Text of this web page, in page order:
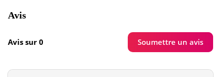
Avis
Avis sur 0 Soumettre un avis